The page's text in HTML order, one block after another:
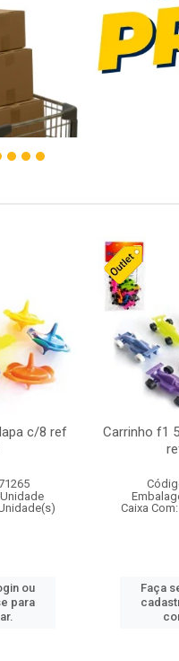
c/8 ref
ou
para
Carrinho f1
Caixa
Faça